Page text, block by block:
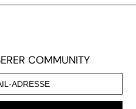
COMMUNITY